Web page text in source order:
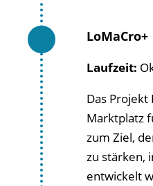
LoMaCro+
Laufzeit:
Das Projekt
Marktplatz
zum Ziel,
zu stärken,
entwickelt